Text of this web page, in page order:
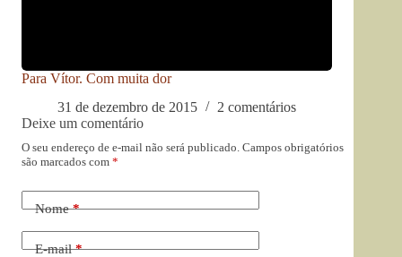
Para Vítor. Com muita dor
31 de dezembro de 2015
2 comentários
Deixe um comentário
O seu endereço de e-mail não será publicado. Campos obrigatórios
são marcados com *
Nome*
E-mail*